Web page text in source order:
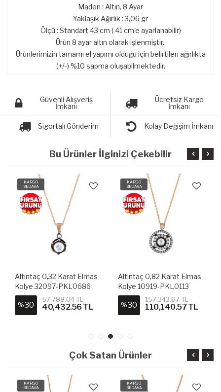
Maden : Altın, 8 Ayar
Yaklaşık Ağırlık : 3,06 gr
Ölçü : Standart 43 cm ( 41 cm'e ayarlanabilir)
Ürün 8 ayar altın olarak işlenmiştir.
Ürünlerimizin tamamı el yapımı olduğu için belirtilen ağırlıkta
(+/-) %10 sapma oluşabilmektedir.
Güvenli Alışveriş
İmkanı
Ücretsiz Kargo
İmkanı
Sigortalı Gönderim Kolay Değişim İmkanı
Bu Ürünler İlginizi Çekebilir
KARGO
BEDAVA
Altıntaç 0,32 Karat Elmas
Kolye 32097-PKL0686
%30
57,788.04 TL
40,432.56 TL
KARGO
BEDAVA
Altıntaç 0,82 Karat Elmas
Kolye 10919-PKL0113
%30
157,343.67 TL
110,140.57 TL
Çok Satan Ürünler
KARGO
BEDAVA
KARGO
BEDAVA